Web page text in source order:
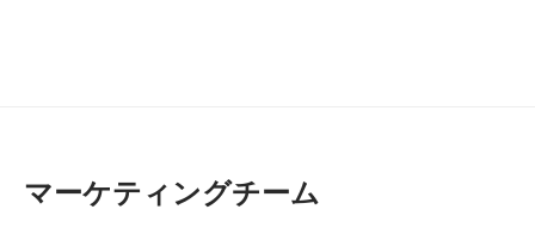
マーケティングチーム